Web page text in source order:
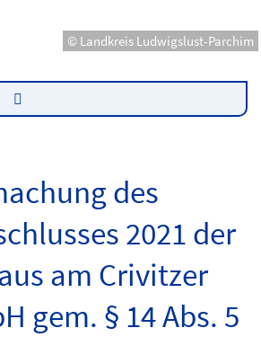
© Landkreis Ludwigslust-Parchim
des
2021 der
am Crivitzer
gem. § 14 Abs. 5